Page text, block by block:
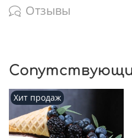
Отзывы
Хит продаж